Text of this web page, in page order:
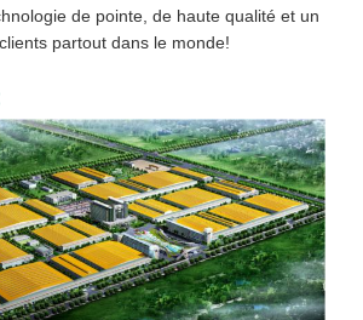
de pointe, de haute qualité et un
partout dans le monde!